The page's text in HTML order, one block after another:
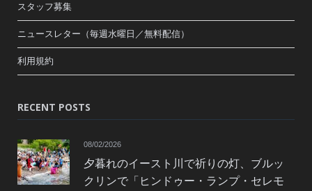
スタッフ募集
ニュースレター（毎週水曜日／無料配信）
利用規約
RECENT POSTS
08/02/2026
夕暮れのイースト川で祈りの灯、ブルッ
クリンで「ヒンドゥー・ランプ・セレモ